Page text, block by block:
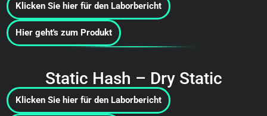
Klicken Sie hier für den Laborbericht
Hier geht's zum Produkt
Static Hash – Dry Static
Klicken Sie hier für den Laborbericht